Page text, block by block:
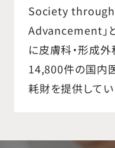
Society
Advancement」
に皮膚科・形成
14,800件の国内
耗財を提供してい